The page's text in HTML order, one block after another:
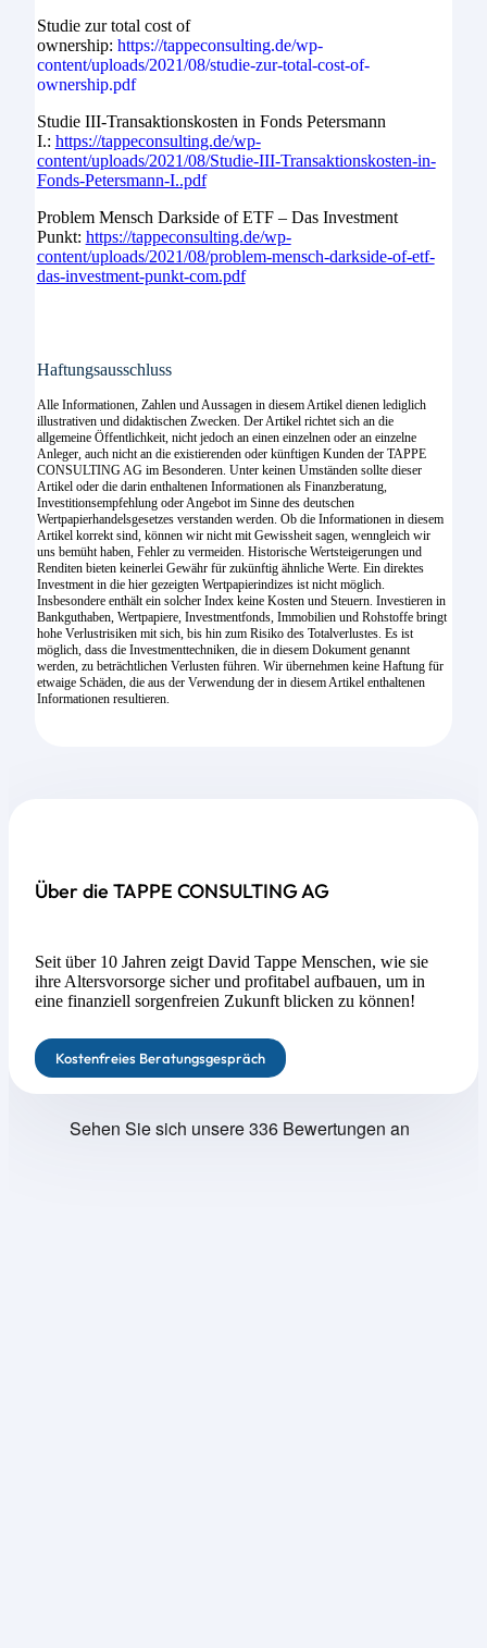
Studie zur total cost of
ownership: https://tappeconsulting.de/wp-
content/uploads/2021/08/studie-zur-total-cost-of-
ownership.pdf
Studie III-Transaktionskosten in Fonds Petersmann
I.: https://tappeconsulting.de/wp-
content/uploads/2021/08/Studie-III-Transaktionskosten-in-
Fonds-Petersmann-I..pdf
Problem Mensch Darkside of ETF – Das Investment
Punkt: https://tappeconsulting.de/wp-
content/uploads/2021/08/problem-mensch-darkside-of-etf-
das-investment-punkt-com.pdf
Haftungsausschluss
Alle Informationen, Zahlen und Aussagen in diesem Artikel dienen lediglich
illustrativen und didaktischen Zwecken. Der Artikel richtet sich an die
allgemeine Öffentlichkeit, nicht jedoch an einen einzelnen oder an einzelne
Anleger, auch nicht an die existierenden oder künftigen Kunden der TAPPE
CONSULTING AG im Besonderen. Unter keinen Umständen sollte dieser
Artikel oder die darin enthaltenen Informationen als Finanzberatung,
Investitionsempfehlung oder Angebot im Sinne des deutschen
Wertpapierhandelsgesetzes verstanden werden. Ob die Informationen in diesem
Artikel korrekt sind, können wir nicht mit Gewissheit sagen, wenngleich wir
uns bemüht haben, Fehler zu vermeiden. Historische Wertsteigerungen und
Renditen bieten keinerlei Gewähr für zukünftig ähnliche Werte. Ein direktes
Investment in die hier gezeigten Wertpapierindizes ist nicht möglich.
Insbesondere enthält ein solcher Index keine Kosten und Steuern. Investieren in
Bankguthaben, Wertpapiere, Investmentfonds, Immobilien und Rohstoffe bringt
hohe Verlustrisiken mit sich, bis hin zum Risiko des Totalverlustes. Es ist
möglich, dass die Investmenttechniken, die in diesem Dokument genannt
werden, zu beträchtlichen Verlusten führen. Wir übernehmen keine Haftung für
etwaige Schäden, die aus der Verwendung der in diesem Artikel enthaltenen
Informationen resultieren.
Über die TAPPE CONSULTING AG
Seit über 10 Jahren zeigt David Tappe Menschen, wie sie
ihre Altersvorsorge sicher und profitabel aufbauen, um in
eine finanziell sorgenfreien Zukunft blicken zu können!
Kostenfreies Beratungsgespräch